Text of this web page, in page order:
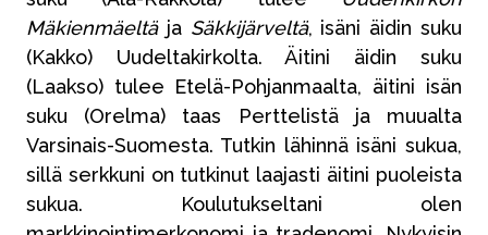
Mäkienmäeltäja Säkkijärveltä, isäni äidin suku
(Kakko) Uudeltakirkolta. Äitini äidin suku
(Laakso) tulee Etelä-Pohjanmaalta, äitini isän
suku (Orelma) taas Perttelistä ja muualta
Varsinais-Suomesta. Tutkin lähinnä isäni sukua,
sillä serkkuni on tutkinut laajasti äitini puoleista
sukua. Koulutukseltani olen